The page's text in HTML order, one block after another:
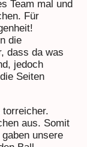
Team mal und
Für
die
dass da was
jedoch
Seiten
aus. Somit
unsere